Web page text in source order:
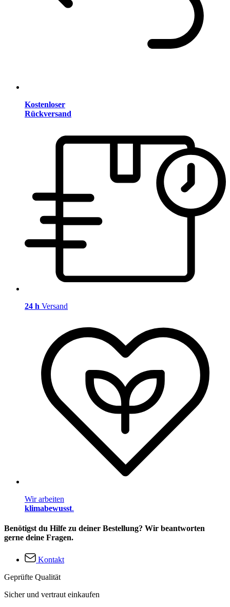
Kostenloser
Rückversand
24 h Versand
Wir arbeiten
klimabewusst.
Benötigst du Hilfe zu deiner Bestellung? Wir beantworten
gerne deine Fragen.
Kontakt
Geprüfte Qualität
Sicher und vertraut einkaufen